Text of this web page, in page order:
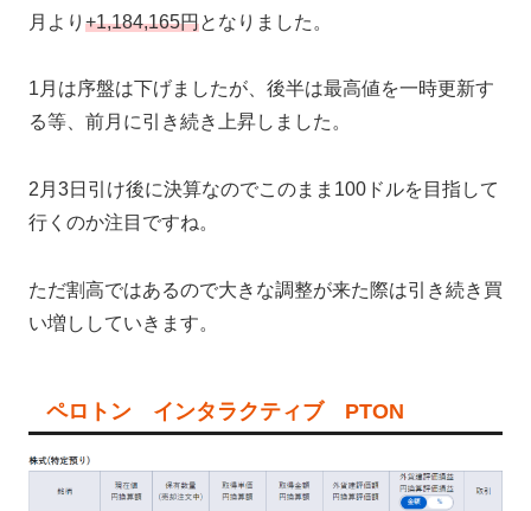
月より +1,184,165円となりました。
1月は序盤は下げましたが、後半は最高値を一時更新す
る等、前月に引き続き上昇しました。
2月3日引け後に決算なのでこのまま100ドルを目指して
行くのか注目ですね。
ただ割高ではあるので大きな調整が来た際は引き続き買
い増ししていきます。
ペロトン インタラクティブ PTON